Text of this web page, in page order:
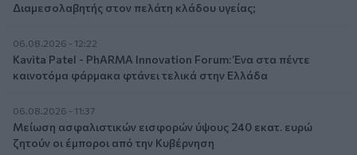
Διαμεσολαβητής στον πελάτη κλάδου υγείας;
06.08.2026 - 12:22
Kavita Patel - PhARMA Innovation Forum: Ένα στα πέντε
καινοτόμα φάρμακα φτάνει τελικά στην Ελλάδα
06.08.2026 - 11:37
Μείωση ασφαλιστικών εισφορών ύψους 240 εκατ. ευρώ
ζητούν οι έμποροι από την Κυβέρνηση